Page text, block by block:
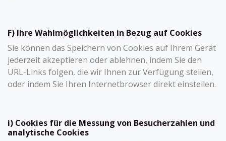
F) Ihre Wahlmöglichkeiten in Bezug auf Cookies
Sie können das Speichern von Cookies auf Ihrem Gerät
jederzeit akzeptieren oder ablehnen, indem Sie den
URL-Links folgen, die wir Ihnen zur Verfügung stellen,
oder indem Sie Ihren Internetbrowser direkt einstellen.
i) Cookies für die Messung von Besucherzahlen und
analytische Cookies